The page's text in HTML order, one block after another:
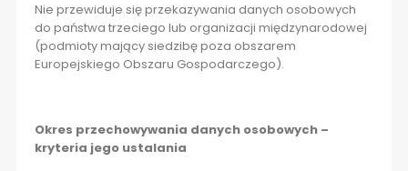
Nie przewiduje się przekazywania danych osobowych
do państwa trzeciego lub organizacji międzynarodowej
(podmioty mający siedzibę poza obszarem
Europejskiego Obszaru Gospodarczego).
Okres przechowywania danych osobowych –
kryteria jego ustalania